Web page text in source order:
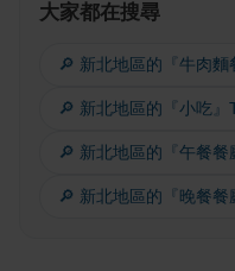
大家都在搜尋
🔎 新北地區的『牛肉麵
🔎 新北地區的『小吃』
🔎 新北地區的『午餐餐
🔎 新北地區的『晚餐餐